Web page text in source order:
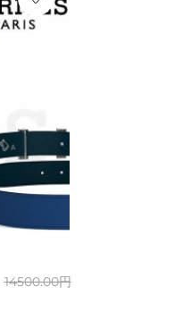
14500.00円